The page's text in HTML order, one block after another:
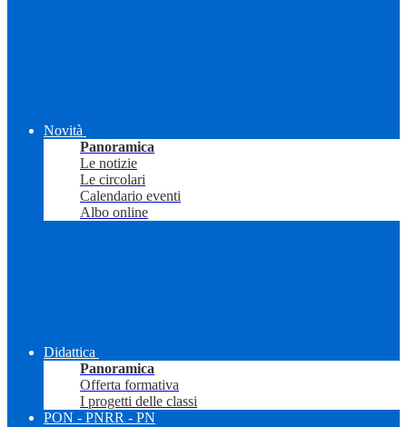
Novità
Panoramica
Le notizie
Le circolari
Calendario eventi
Albo online
Didattica
Panoramica
Offerta formativa
I progetti delle classi
PON - PNRR - PN